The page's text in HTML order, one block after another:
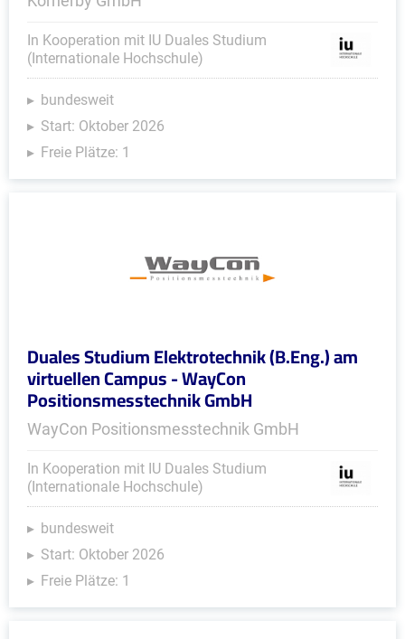
In Kooperation mit IU Duales Studium
(Internationale Hochschule)
bundesweit
Start: Oktober 2026
Freie Plätze: 1
Duales Studium Elektrotechnik (B.Eng.) am
virtuellen Campus - WayCon
Positionsmesstechnik GmbH
WayCon Positionsmesstechnik GmbH
In Kooperation mit IU Duales Studium
(Internationale Hochschule)
bundesweit
Start: Oktober 2026
Freie Plätze: 1